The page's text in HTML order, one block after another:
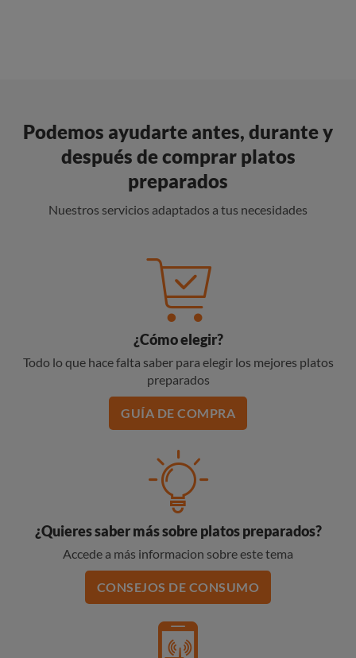
Podemos ayudarte antes, durante y
después de comprar platos
preparados
Nuestros servicios adaptados a tus necesidades
¿Cómo elegir?
Todo lo que hace falta saber para elegir los mejores platos
preparados
GUÍA DE COMPRA
¿Quieres saber más sobre platos preparados?
Accede a más informacion sobre este tema
CONSEJOS DE CONSUMO